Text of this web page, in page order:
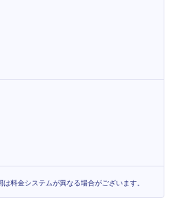
料金システムが異なる場合がございます。